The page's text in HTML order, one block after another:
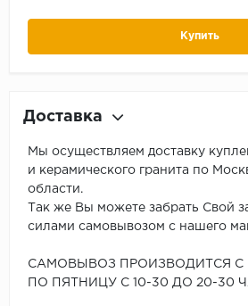
Купить
Доставка
Мы осуществляем доставку
и керамического гранита по
области.
Так же Вы можете забрать Свой
силами самовывозом с нашего
САМОВЫВОЗ ПРОИЗВОДИТСЯ С
ПО ПЯТНИЦУ С 10-30 ДО 20-30